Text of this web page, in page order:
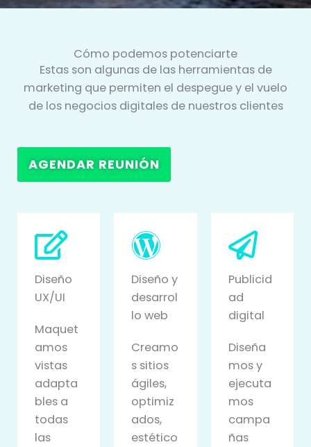
Cómo podemos potenciarte
Estas son algunas de las herramientas de
marketing que permiten el despegue y el vuelo
de los negocios digitales de nuestros clientes
AGENDAR REUNIÓN
Diseño
UX/UI
Maquet
amos
vistas
adapta
bles a
todas
las
Diseño y
desarrol
lo web
Creamo
s sitios
ágiles,
optimiz
ados,
estético
Publicid
ad
digital
Diseña
mos y
ejecuta
mos
campa
ñas